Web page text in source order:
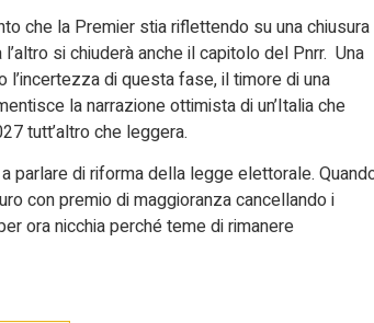
che la Premier stia riflettendo su una chiusura
si chiuderà anche il capitolo del Pnrr. Una
l’incertezza di questa fase, il timore di una
la narrazione ottimista di un’Italia che
tutt’altro che leggera.
parlare di riforma della legge elettorale.
con premio di maggioranza cancellando i
ora nicchia perché teme di rimanere